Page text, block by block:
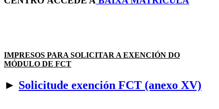
IMPRESOS PARA SOLICITAR A EXENCIÓN DO
MÓDULO DE FCT
► Solicitude exención FCT (anexo XV)